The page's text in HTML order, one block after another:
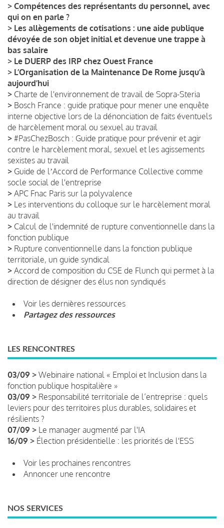
> Compétences des représentants du personnel, avec
qui on en parle ?
> Les allègements de cotisations : une aide publique
dévoyée de son objet initial et devenue une trappe à
bas salaire
> Le DUERP des IRP chez Ouest France
> L’Organisation de la Maintenance De Rome jusqu’à
aujourd’hui
> Charte de l'environnement de travail de Sopra-Steria
> Bosch France : guide pratique pour mener une enquête
interne objective lors de la dénonciation de faits éventuels
de harcèlement moral ou sexuel au travail
> #PasChezBosch : Guide pratique pour prévenir et agir
contre le harcèlement moral, sexuel et les agissements
sexistes au travail
> Guide de lʼAccord de Performance Collective comme
socle social de l'entreprise
> APC Fnac Paris sur la polyvalence
> Les interventions du colloque sur le harcèlement moral
au travail
> Calcul de l'indemnité de rupture conventionnelle dans la
fonction publique
> Rupture conventionnelle dans la fonction publique
territoriale, un guide syndical
> Accord de composition du CSE de Flunch qui permet à la
direction de désigner des élus non syndiqués
Voir les dernières ressources
Partagez des ressources
LES RENCONTRES
03/09 > Webinaire national « Emploi et Inclusion dans la
fonction publique hospitalière »
03/09 > Responsabilité territoriale de l’entreprise : quels
leviers pour des territoires plus durables, solidaires et
résilients ?
07/09 > Le manager augmenté par l'IA
16/09 > Élection présidentielle : les priorités de l'ESS
Voir les prochaines rencontres
Annoncer une rencontre
NOS SERVICES